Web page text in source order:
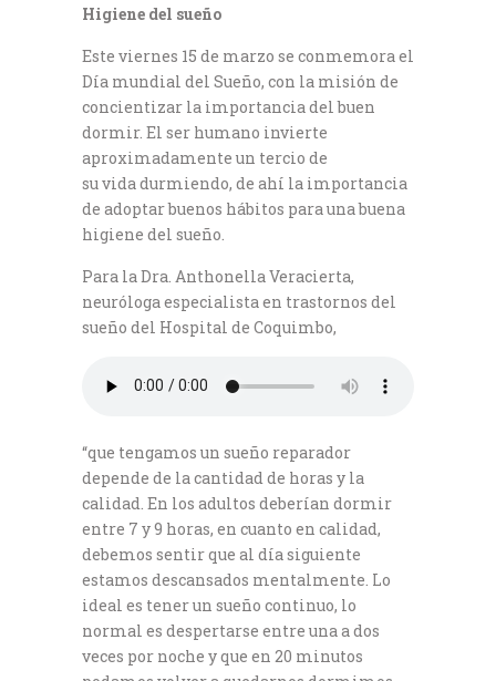
Higiene del sueño
Este viernes 15 de marzo se conmemora el
Día mundial del Sueño, con la misión de
concientizar la importancia del buen
dormir. El ser humano invierte
aproximadamente un tercio de
su vida durmiendo, de ahí la importancia
de adoptar buenos hábitos para una buena
higiene del sueño.
Para la Dra. Anthonella Veracierta,
neuróloga especialista en trastornos del
sueño del Hospital de Coquimbo,
“que tengamos un sueño reparador
depende de la cantidad de horas y la
calidad. En los adultos deberían dormir
entre 7 y 9 horas, en cuanto en calidad,
debemos sentir que al día siguiente
estamos descansados mentalmente. Lo
ideal es tener un sueño continuo, lo
normal es despertarse entre una a dos
veces por noche y que en 20 minutos